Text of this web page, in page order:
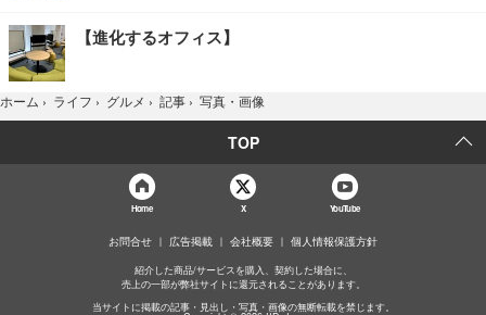
【進化するオフィス】
ホーム › ライフ › グルメ › 記事 › 写真・画像
TOP
Home X YouTube
お問合せ 広告掲載 会社概要 個人情報保護方針
紹介した商品/サービスを購入、契約した場合に、
売上の一部が弊社サイトに還元されることがあります。
当サイトに掲載の記事・見出し・写真・画像の無断転載を禁じます。